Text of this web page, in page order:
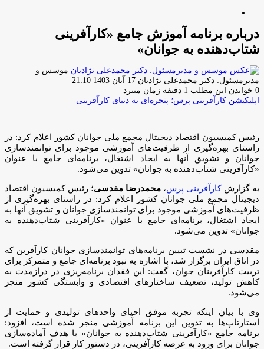
درباره برنامه آموزش جامع «کارآفرینی
شتاب‌دهنده به جوانان»
موسس و
مدیرمسئول: دکتر محمدعلی نژادیان ارسال
ایمیل
17 آبان 1403 21:10
0 خواندن این مطلب 1 دقیقه زمان میبرد
اپلیکیشن کارآفرینی پرس؛ پنجره‌ای به دنیای کارآفرینی
رئیس کمیسیون اقتصاد دیجیتال مجمع ملی جوانان کشور اعلام کرد: در
راستای بهره‌گیری از ظرفیت‌های آموزشی موجود برای توانمندسازی
جوانان و تشویق آنها به ایجاد اشتغال، برنامه‌ای جامع با عنوان
«کارآفرینی شتاب‌دهنده به جوانان» تدوین می‌شود.
به گزارشکارآفرینی پرس، محمدرضا مقدسی؛ رئیس کمیسیون اقتصاد
دیجیتال مجمع ملی جوانان کشور اعلام کرد: در راستای بهره‌گیری از
ظرفیت‌های آموزشی موجود برای توانمندسازی جوانان و تشویق آنها به
ایجاد اشتغال، برنامه‌ای جامع با عنوان «کارآفرینی شتاب‌دهنده به
جوانان» تدوین می‌شود.
مقدسی در نشست تبیین برنامه‌های توانمندسازی جوانان کارآفرین که
در اتاق ایران برگزار شد، با اشاره به نبود برنامه‌ای جامع و متمرکز برای
تربیت کارآفرینان جوان، گفت: این فقدان برنامه‌ریزی در درازمدت به
کاهش تولید، تضعیف ساختارهای اقتصادی و وابستگی کشور منجر
می‌شود.
وی با بیان اینکه تجربه موفق احیای واحدهای تولیدی و حمایت از
استارتاپ‌ها به تدوین این برنامه آموزشی منجر شده است، افزود:
برنامه جامع «کارآفرینی شتاب‌دهنده به جوانان» با هدف آماده‌سازی
جوانان برای ورود به عرصه کارآفرینی، در دستور کار قرار گرفته است.